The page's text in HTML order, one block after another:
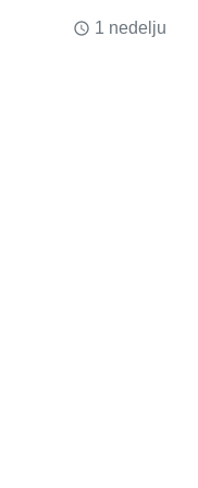
access_time 1 nedelju